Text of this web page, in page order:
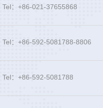
Tel：+86-021-37655868
Tel：+86-592-5081788-8806
Tel：+86-592-5081788